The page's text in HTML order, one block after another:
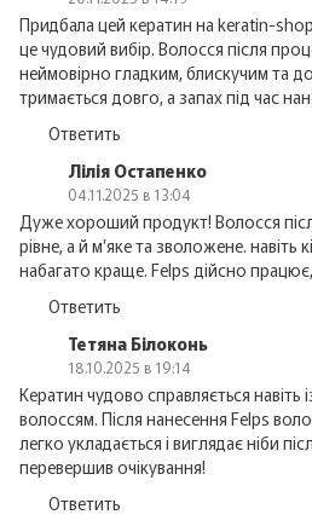
Придбала цей кератин на keratin-
це чудовий вибір. Волосся після
неймовірно гладким, блискучим та
тримається довго, а запах під час
Ответить
Лілія Остапенко
04.11.2025 в 13:04
Дуже хороший продукт! Волосся
рівне, а й м’яке та зволожене. навіть
набагато краще. Felps дійсно
Ответить
Тетяна Білоконь
18.10.2025 в 19:14
Кератин чудово справляється навіть
волоссям. Після нанесення Felps
легко укладається і виглядає ніби
перевершив очікування!
Ответить